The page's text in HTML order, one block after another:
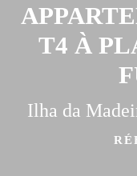
T4 À
Ilha da